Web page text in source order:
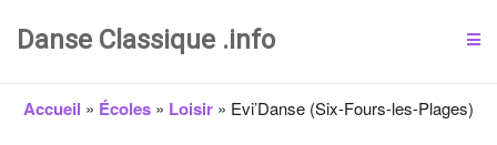
Danse Classique .info
Accueil » Écoles » Loisir » Evi’Danse (Six-Fours-les-Plages)